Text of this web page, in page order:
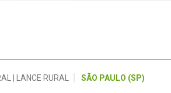
| LANCE RURAL SÃO PAULO (SP)